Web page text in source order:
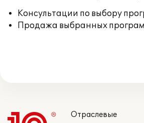
Консультации по выбору
Продажа выбранных
Отраслевые